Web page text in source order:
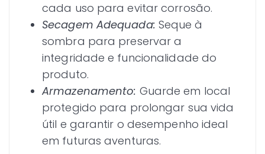
cada uso para evitar corrosão.
Secagem Adequada: Seque à
sombra para preservar a
integridade e funcionalidade do
produto.
Armazenamento: Guarde em local
protegido para prolongar sua vida
útil e garantir o desempenho ideal
em futuras aventuras.